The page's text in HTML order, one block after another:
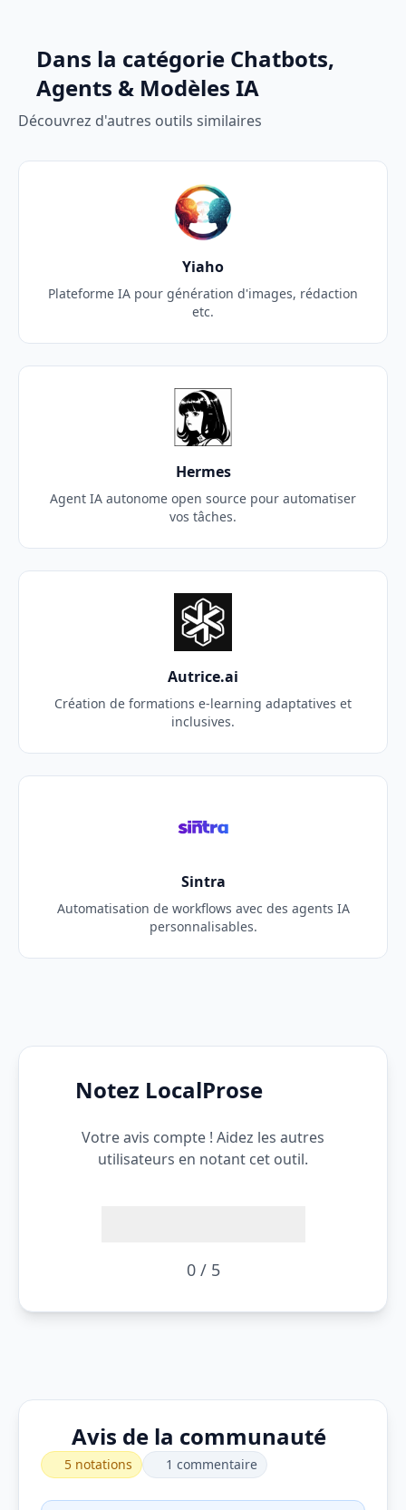
Dans la catégorie Chatbots,
Agents & Modèles IA
Découvrez d'autres outils similaires
Yiaho
Plateforme IA pour génération d'images, rédaction
etc.
Hermes
Agent IA autonome open source pour automatiser
vos tâches.
Autrice.ai
Création de formations e-learning adaptatives et
inclusives.
Sintra
Automatisation de workflows avec des agents IA
personnalisables.
Notez LocalProse
Votre avis compte ! Aidez les autres
utilisateurs en notant cet outil.
0 / 5
Avis de la communauté
5 notations 1 commentaire